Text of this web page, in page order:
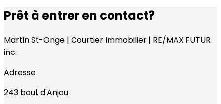
Prêt à entrer en contact?
Martin St-Onge | Courtier Immobilier | RE/MAX FUTUR
inc.
Adresse
243 boul. d'Anjou